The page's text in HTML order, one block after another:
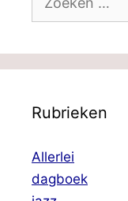
naar:
Rubrieken
Allerlei
dagboek